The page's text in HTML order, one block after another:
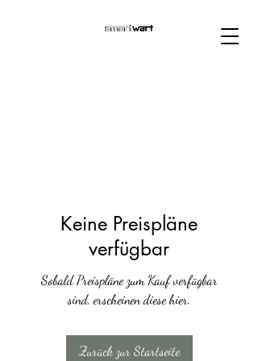
Keine Preispläne
verfügbar
Sobald Preispläne zum Kauf verfügbar
sind, erscheinen diese hier.
Zurück zur Startseite